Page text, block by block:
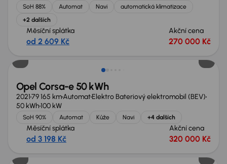
SoH 88% Automat Navi
automatická klimatizace
+2 dalších
Měsíční splátka
od 2 609 Kč
Akční cena
270 000 Kč
Možnost odpočtu DPH
Opel Corsa-e 50 kWh
202179 165 kmAutomatElektro Bateriový elektromobil (BEV)
50 kWh100 kW
SoH 90% Automat Kůže Navi +4 dalších
Měsíční splátka
od 3 198 Kč
Akční cena
320 000 Kč